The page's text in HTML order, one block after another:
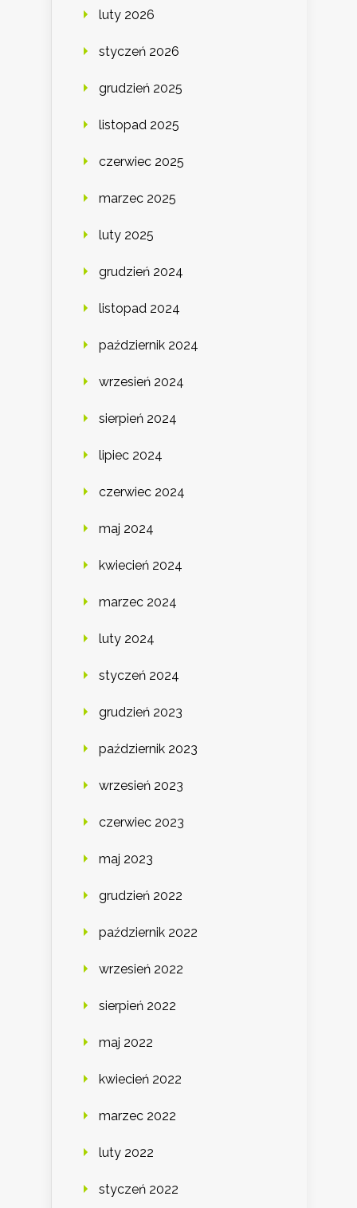
luty 2026
styczeń 2026
grudzień 2025
listopad 2025
czerwiec 2025
marzec 2025
luty 2025
grudzień 2024
listopad 2024
październik 2024
wrzesień 2024
sierpień 2024
lipiec 2024
czerwiec 2024
maj 2024
kwiecień 2024
marzec 2024
luty 2024
styczeń 2024
grudzień 2023
październik 2023
wrzesień 2023
czerwiec 2023
maj 2023
grudzień 2022
październik 2022
wrzesień 2022
sierpień 2022
maj 2022
kwiecień 2022
marzec 2022
luty 2022
styczeń 2022